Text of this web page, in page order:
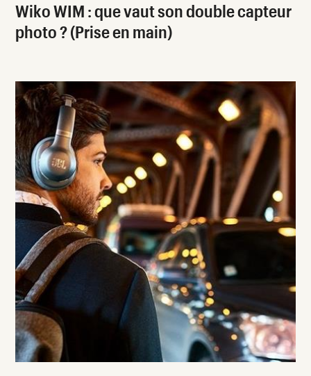
Wiko WIM : que vaut son double capteur
photo ? (Prise en main)